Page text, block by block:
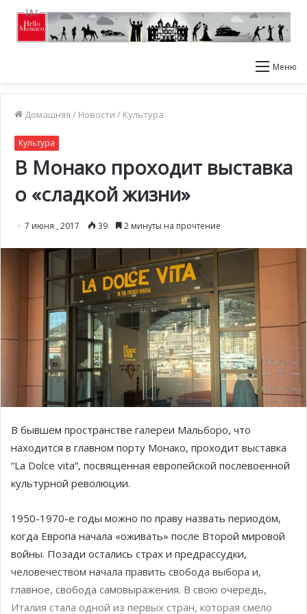
Меню
Домашняя / Новости / Культура
Культура
В Монако проходит выставка
о «сладкой жизни»
7 июня , 2017 39 2 минуты на прочтение
В бывшем пространстве галереи Мальборо, что
находится в главном порту Монако, проходит выставка
“La Dolce vita”, посвященная европейской послевоенной
культурной революции.
1950-1970-е годы можно по праву назвать периодом,
когда Европа начала «оживать» после Второй мировой
войны. Позади остались страх и предрассудки,
человечеством начала править свобода выбора и,
главное, свобода самовыражения. В свою очередь,
Италия стала одной из первых стран, которая смело